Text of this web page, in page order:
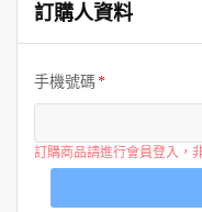
美加紐澳
訂購人資料
手機號碼
訂購商品請進行會員登入，